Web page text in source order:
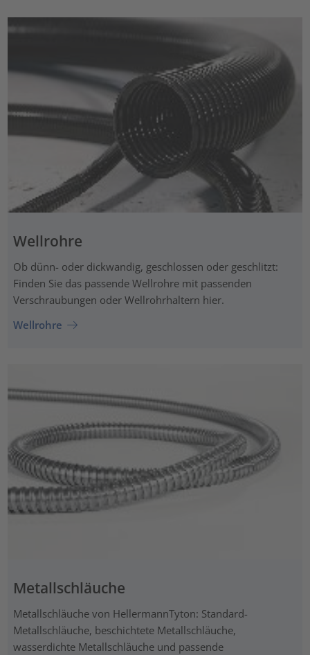
Wellrohre
Ob dünn- oder dickwandig, geschlossen oder geschlitzt:
Finden Sie das passende Wellrohre mit passenden
Verschraubungen oder Wellrohrhaltern hier.
Wellrohre
Metallschläuche
Metallschläuche von HellermannTyton: Standard-
Metallschläuche, beschichtete Metallschläuche,
wasserdichte Metallschläuche und passende